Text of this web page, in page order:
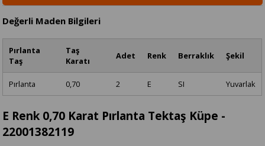
Değerli Maden Bilgileri
Pırlanta
Taş
Taş
Karatı
Adet Renk Berraklık Şekil
Pırlanta 0,70 2 E SI Yuvarlak
E Renk 0,70 Karat Pırlanta Tektaş Küpe -
22001382119